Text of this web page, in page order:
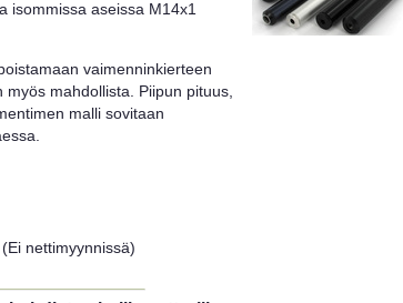
isommissa aseissa M14x1
vaimenninkierteen
mahdollista. Piipun pituus,
malli sovitaan
(Ei nettimyynnissä)